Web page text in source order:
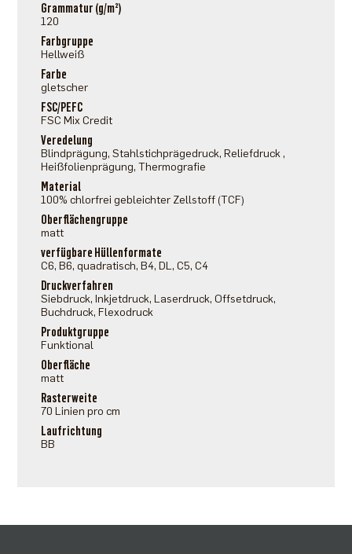
Grammatur (g/m²)
120
Farbgruppe
Hellweiß
Farbe
gletscher
FSC/PEFC
FSC Mix Credit
Veredelung
Blindprägung, Stahlstichprägedruck, Reliefdruck ,
Heißfolienprägung, Thermografie
Material
100% chlorfrei gebleichter Zellstoff (TCF)
Oberflächengruppe
matt
verfügbare Hüllenformate
C6, B6, quadratisch, B4, DL, C5, C4
Druckverfahren
Siebdruck, Inkjetdruck, Laserdruck, Offsetdruck,
Buchdruck, Flexodruck
Produktgruppe
Funktional
Oberfläche
matt
Rasterweite
70 Linien pro cm
Laufrichtung
BB